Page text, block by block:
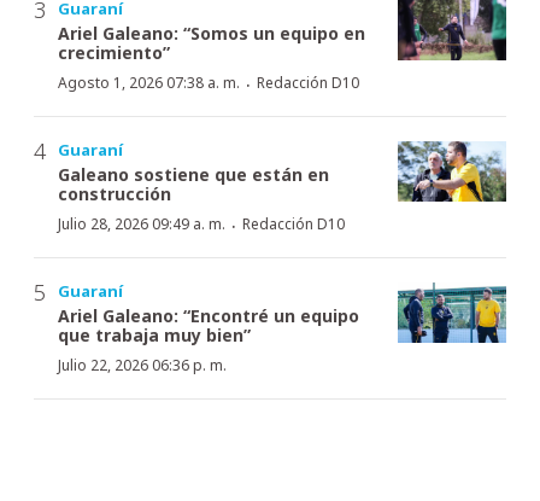
Guaraní
Ariel Galeano: “Somos un equipo en
crecimiento”
Agosto 1, 2026 07:38 a. m. · Redacción D10
Guaraní
Galeano sostiene que están en
construcción
Julio 28, 2026 09:49 a. m. · Redacción D10
Guaraní
Ariel Galeano: “Encontré un equipo
que trabaja muy bien”
Julio 22, 2026 06:36 p. m.